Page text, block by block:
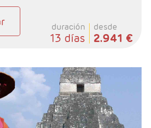
duración
13 días
desde
2.941 €
Antigua Guatemala, 1 noche
Ciudad de Guatemala, 1 noche
Dulce y 2 noches Flores.
3*, 4* y 5*
y 1 almuerzo (sin bebidas).